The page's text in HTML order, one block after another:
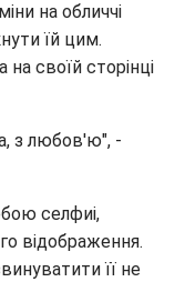
на обличчі
їй цим.
на своїй сторінці
з любов'ю", -
селфиі,
відображення.
її не